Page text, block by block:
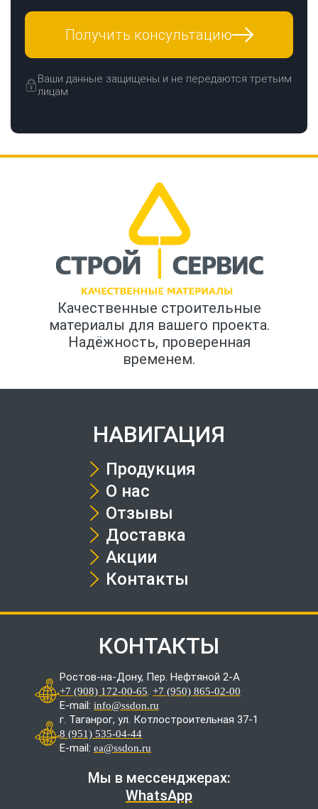
Получить консультацию
Ваши данные защищены и не передаются третьим
лицам
Качественные строительные
материалы для вашего проекта.
Надёжность, проверенная
временем.
НАВИГАЦИЯ
Продукция
О нас
Отзывы
Доставка
Акции
Контакты
КОНТАКТЫ
Ростов-на-Дону, Пер. Нефтяной 2-А
+7 (908) 172-00-65. +7 (950) 865-02-00
E-mail: info@ssdon.ru
г. Таганрог, ул. Котлостроительная 37-1
8 (951) 535-04-44
E-mail: ea@ssdon.ru
Мы в мессенджерах:
WhatsApp